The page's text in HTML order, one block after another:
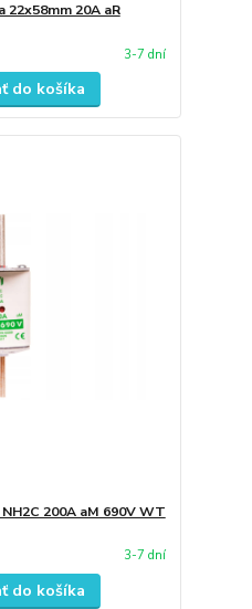
20A aR
3-7 dní
do košíka
200A aM 690V WT
3-7 dní
do košíka